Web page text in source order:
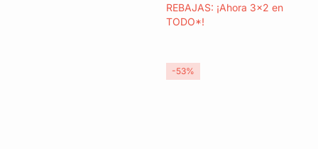
REBAJAS: ¡Ahora 3x2 en
TODO*!
-53%